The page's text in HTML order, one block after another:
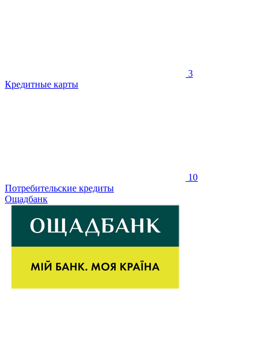
3
Кредитные карты
10
Потребительские кредиты
Ощадбанк